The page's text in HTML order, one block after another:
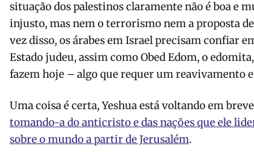
situação dos palestinos claramente não é boa e
injusto, mas nem o terrorismo nem a proposta de
vez disso, os árabes em Israel precisam confiar
Estado judeu, assim como Obed Edom, o
fazem hoje – algo que requer um reavivamento
Uma coisa é certa, Yeshua está voltando em
tomando-a do anticristo e das nações que ele
sobre o mundo a partir de Jerusalém.